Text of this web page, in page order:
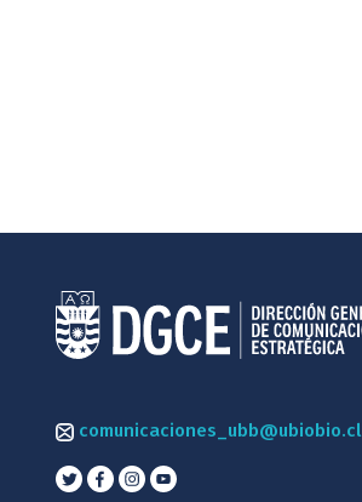
comunicaciones_ubb@ubiobio.cl